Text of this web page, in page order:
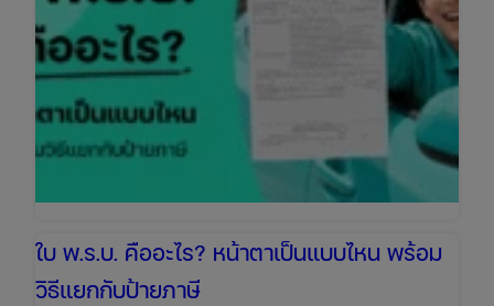
เพื่อ
เตรียม
ให้
ใบ พ.ร.บ. คืออะไร? หน้าตาเป็นแบบไหน พร้อม
วิธีแยกกับป้ายภาษี